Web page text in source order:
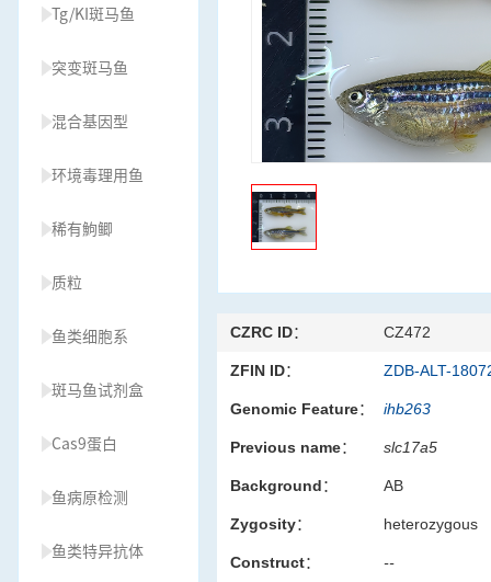
Tg/KI斑马鱼
突变斑马鱼
混合基因型
环境毒理用鱼
稀有鮈鲫
质粒
鱼类细胞系
斑马鱼试剂盒
Cas9蛋白
鱼病原检测
鱼类特异抗体
CZRC ID： CZ472
ZFIN ID： ZDB-ALT-
Genomic Feature： ihb263
Previous name： slc17a5
Background： AB
Zygosity： heterozygous
Construct： --